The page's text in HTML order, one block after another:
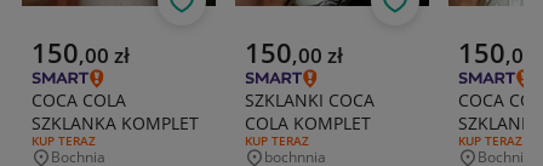
Aktualna cena
150,00 zł
COCA COLA
SZKLANKA KOMPLET
RODZAJ OFERTY:
KUP TERAZ
Bochnia
Obserwuj
Aktualna cena
150,00 zł
SZKLANKI COCA
COLA KOMPLET
RODZAJ OFERTY:
KUP TERAZ
bochnnia
Obserwuj
Aktualna
150,00
COCA
RODZAJ
KUP TERAZ
Bochnia